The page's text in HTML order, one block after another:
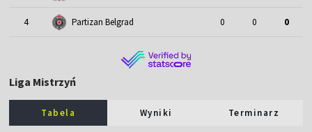
4 Partizan Belgrad 0 0 0
Liga Mistrzyń
Tabela Wyniki Terminarz